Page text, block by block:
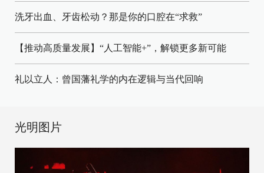
洗牙出血、牙齿松动？那是你的口腔在“求救”
【推动高质量发展】“人工智能+”，解锁更多新可能
礼以立人：曾国藩礼学的内在逻辑与当代回响
光明图片